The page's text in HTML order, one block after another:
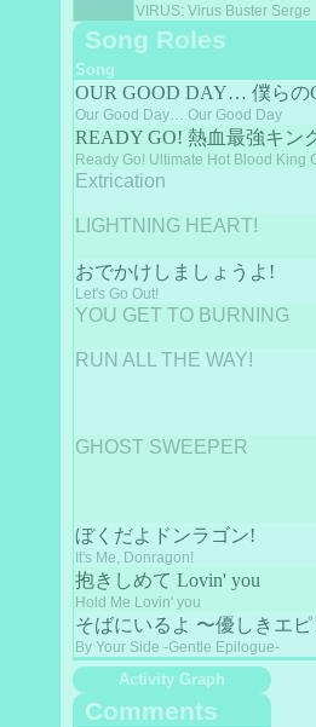
VIRUS: Virus Buster Serge
Song Roles
Song
OUR GOOD DAY… 僕らの
Our Good Day… Our Good Day
READY GO! 熱血最強キン
Ready Go! Ultimate Hot Blood King
Extrication
LIGHTNING HEART!
おでかけしましょうよ!
Let's Go Out!
YOU GET TO BURNING
RUN ALL THE WAY!
GHOST SWEEPER
ぼくだよドンラゴン!
It's Me, Donragon!
抱きしめて Lovin' you
Hold Me Lovin' you
そばにいるよ 〜優しきエ
By Your Side -Gentle Epilogue-
Activity Graph
Comments